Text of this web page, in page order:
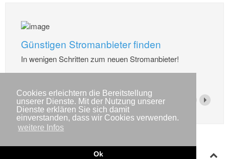
Cookies erleichtern die Bereitstellung
unserer Dienste. Mit der Nutzung unserer
Dienste erklären Sie sich damit
einverstanden, dass wir Cookies verwenden.
weitere Infos
Ok
Günstigen Stromanbieter finden
In wenigen Schritten zum neuen Stromanbieter!